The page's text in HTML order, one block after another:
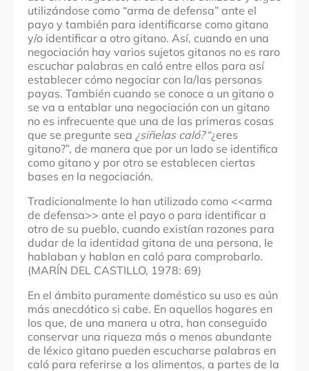
utilizándose como “arma de defensa” ante el
payo y también para identificarse como gitano
y/o identificar a otro gitano. Así, cuando en una
negociación hay varios sujetos gitanos no es raro
escuchar palabras en caló entre ellos para así
establecer cómo negociar con la/las personas
payas. También cuando se conoce a un gitano o
se va a entablar una negociación con un gitano
no es infrecuente que una de las primeras cosas
que se pregunte sea ¿siñelas caló?“¿eres
gitano?”, de manera que por un lado se identifica
como gitano y por otro se establecen ciertas
bases en la negociación.
Tradicionalmente lo han utilizado como <<arma
de defensa>> ante el payo o para identificar a
otro de su pueblo, cuando existían razones para
dudar de la identidad gitana de una persona, le
hablaban y hablan en caló para comprobarlo.
(MARÍN DEL CASTILLO, 1978: 69)
En el ámbito puramente doméstico su uso es aún
más anecdótico si cabe. En aquellos hogares en
los que, de una manera u otra, han conseguido
conservar una riqueza más o menos abundante
de léxico gitano pueden escucharse palabras en
caló para referirse a los alimentos, a partes de la